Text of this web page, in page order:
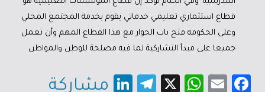
قطاع استثماري تعليمي خدماتي يقوم بخدمة المجتمع المحلي
وعلى الحكومة فتح باب الحوار مع هذا القطاع المهم وأن نعمل
جميعا على مبدأ التشاركية لما فيه مصلحة للوطن والمواطن
Fa
E
W
X
Te
Li
مشاركة